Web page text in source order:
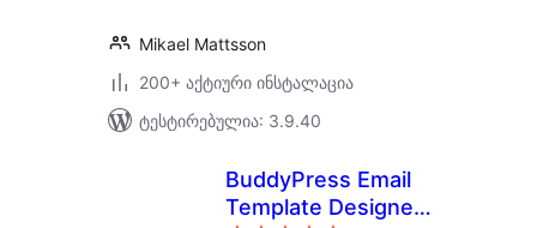
Mikael Mattsson
200+ აქტიური ინსტალაცია
ტესტირებულია: 3.9.40
BuddyPress Email
Template Designer